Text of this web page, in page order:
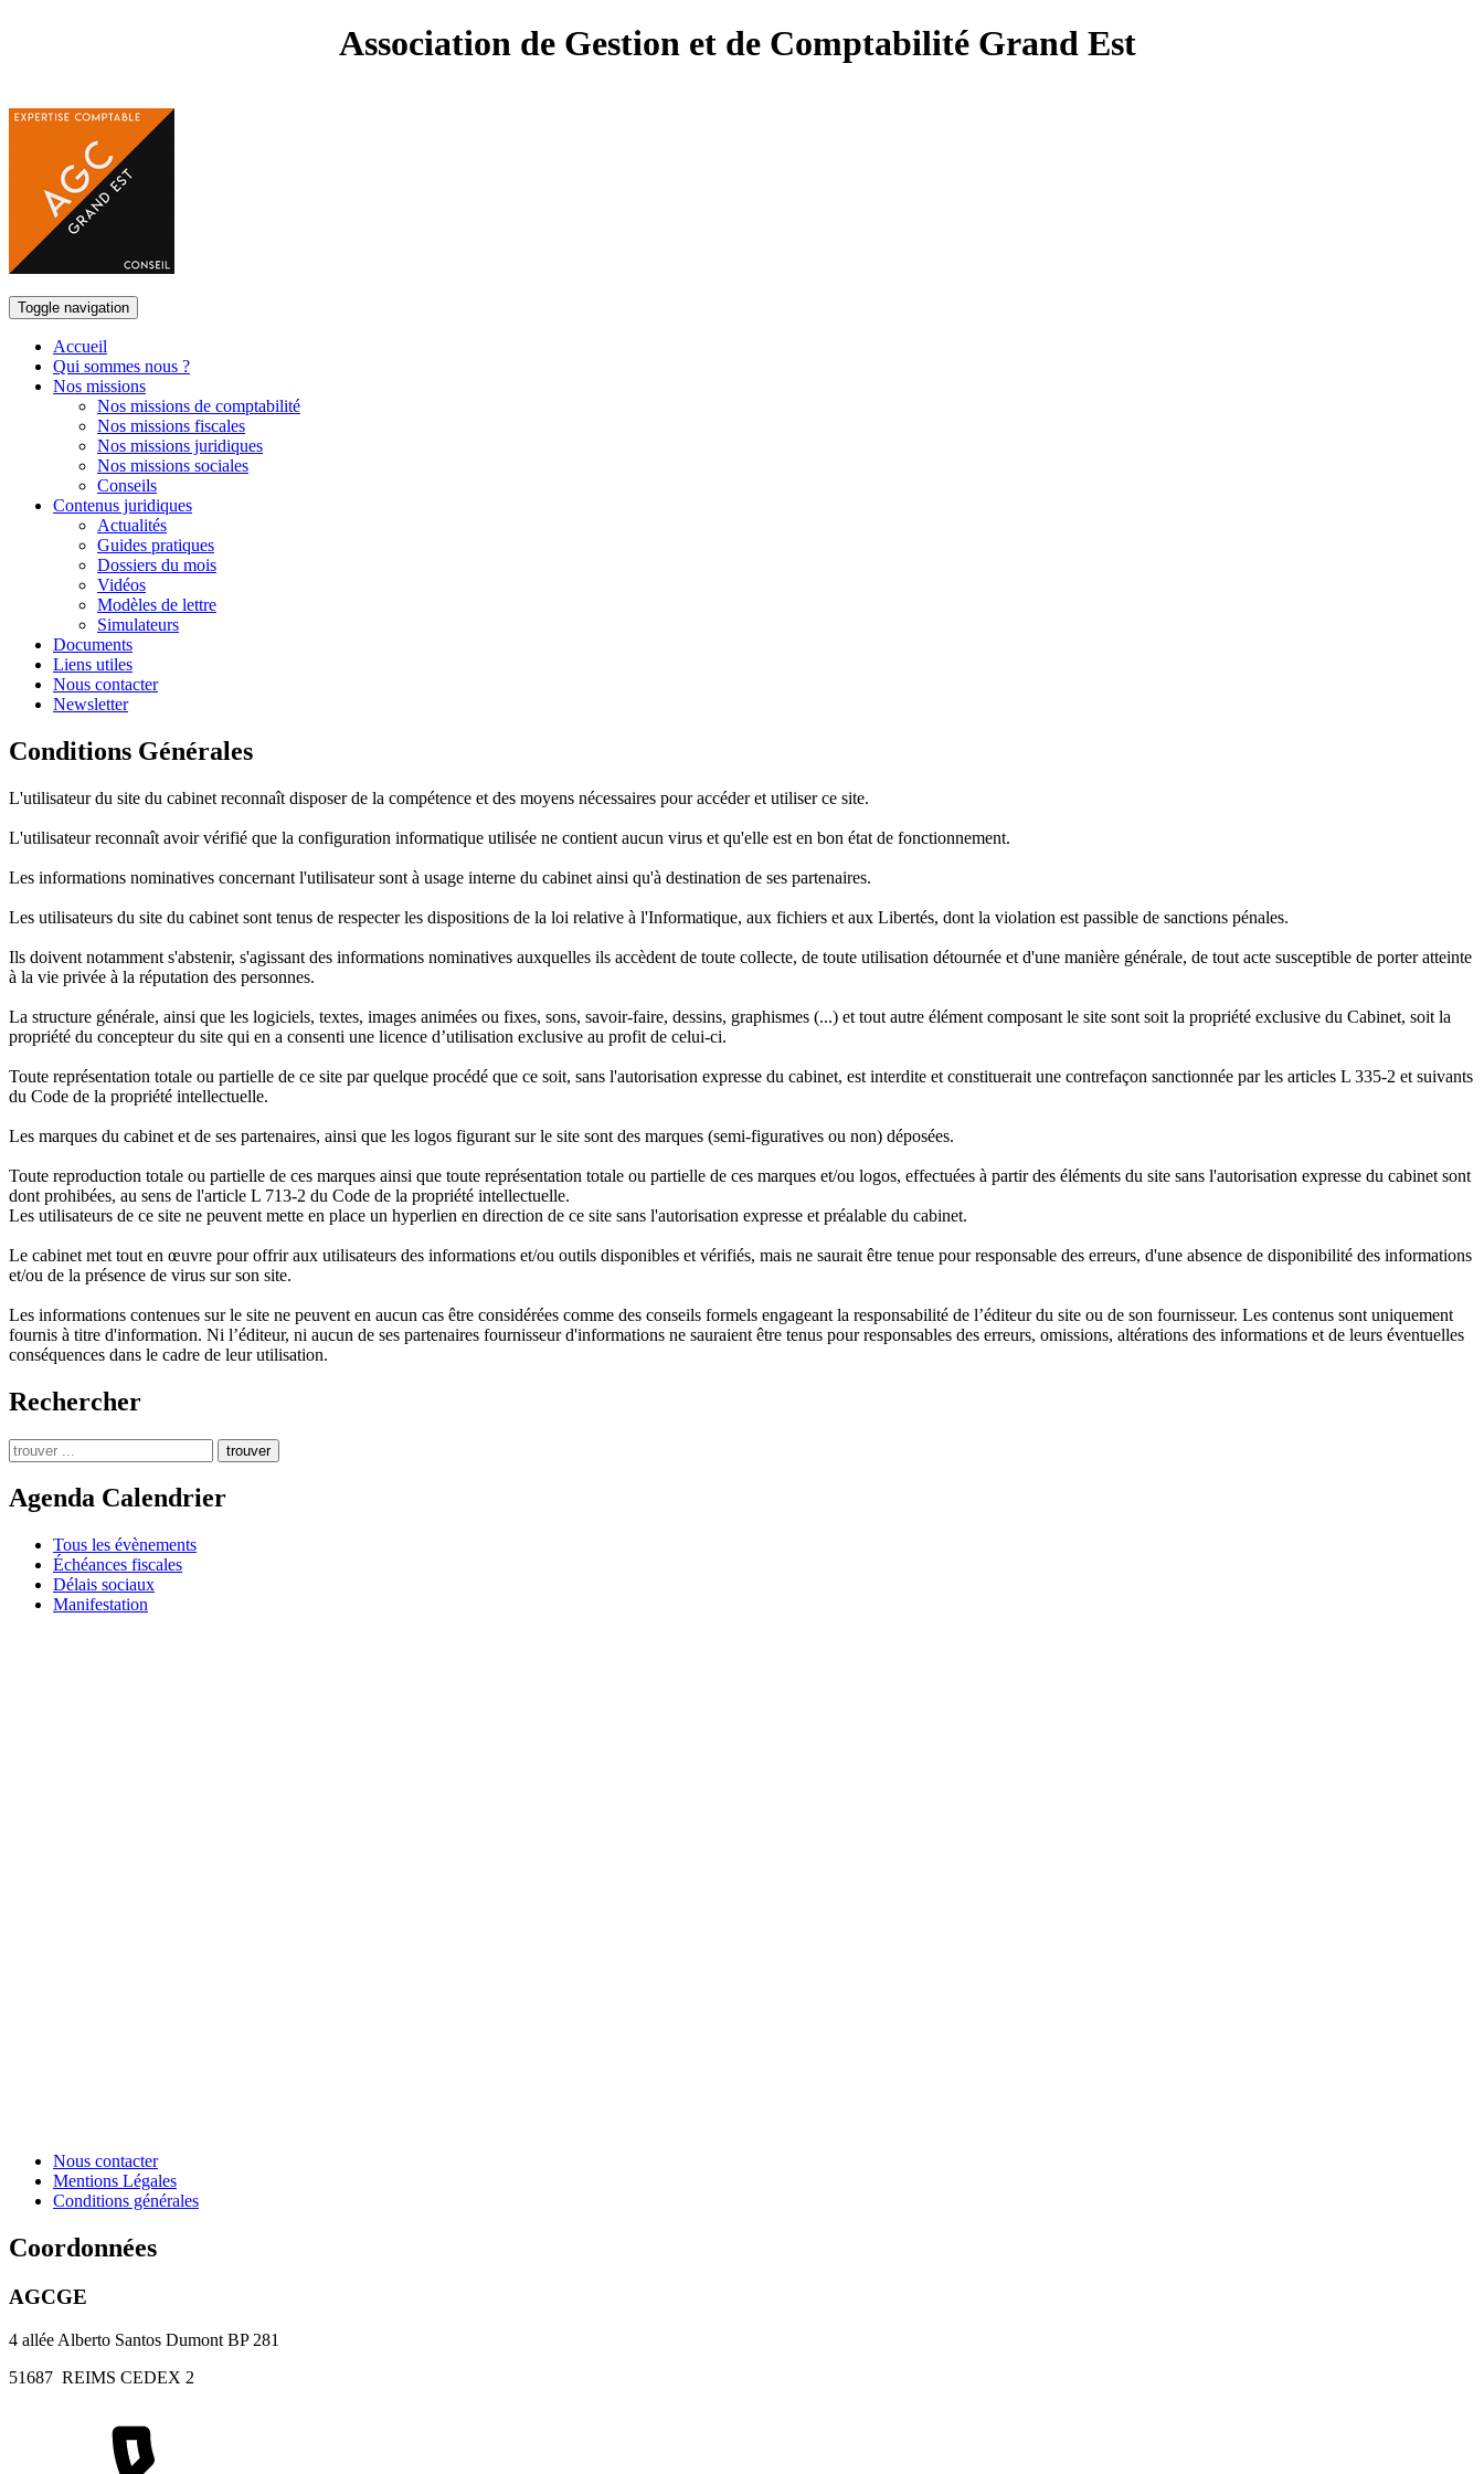
Association de Gestion et de Comptabilité Grand Est
Toggle navigation
Accueil
Qui sommes nous ?
Nos missions
Nos missions de comptabilité
Nos missions fiscales
Nos missions juridiques
Nos missions sociales
Conseils
Contenus juridiques
Actualités
Guides pratiques
Dossiers du mois
Vidéos
Modèles de lettre
Simulateurs
Documents
Liens utiles
Nous contacter
Newsletter
Conditions Générales
L'utilisateur du site du cabinet reconnaît disposer de la compétence et des moyens nécessaires pour accéder et utiliser ce site.
L'utilisateur reconnaît avoir vérifié que la configuration informatique utilisée ne contient aucun virus et qu'elle est en bon état de fonctionnement.
Les informations nominatives concernant l'utilisateur sont à usage interne du cabinet ainsi qu'à destination de ses partenaires.
Les utilisateurs du site du cabinet sont tenus de respecter les dispositions de la loi relative à l'Informatique, aux fichiers et aux Libertés, dont la violation est passible de sanctions pénales.
Ils doivent notamment s'abstenir, s'agissant des informations nominatives auxquelles ils accèdent de toute collecte, de toute utilisation détournée et d'une manière générale, de tout acte susceptible de porter atteinte
à la vie privée à la réputation des personnes.
La structure générale, ainsi que les logiciels, textes, images animées ou fixes, sons, savoir-faire, dessins, graphismes (...) et tout autre élément composant le site sont soit la propriété exclusive du Cabinet, soit la
propriété du concepteur du site qui en a consenti une licence d’utilisation exclusive au profit de celui-ci.
Toute représentation totale ou partielle de ce site par quelque procédé que ce soit, sans l'autorisation expresse du cabinet, est interdite et constituerait une contrefaçon sanctionnée par les articles L 335-2 et suivants
du Code de la propriété intellectuelle.
Les marques du cabinet et de ses partenaires, ainsi que les logos figurant sur le site sont des marques (semi-figuratives ou non) déposées.
Toute reproduction totale ou partielle de ces marques ainsi que toute représentation totale ou partielle de ces marques et/ou logos, effectuées à partir des éléments du site sans l'autorisation expresse du cabinet sont
dont prohibées, au sens de l'article L 713-2 du Code de la propriété intellectuelle.
Les utilisateurs de ce site ne peuvent mette en place un hyperlien en direction de ce site sans l'autorisation expresse et préalable du cabinet.
Le cabinet met tout en œuvre pour offrir aux utilisateurs des informations et/ou outils disponibles et vérifiés, mais ne saurait être tenue pour responsable des erreurs, d'une absence de disponibilité des informations
et/ou de la présence de virus sur son site.
Les informations contenues sur le site ne peuvent en aucun cas être considérées comme des conseils formels engageant la responsabilité de l’éditeur du site ou de son fournisseur. Les contenus sont uniquement
fournis à titre d'information. Ni l’éditeur, ni aucun de ses partenaires fournisseur d'informations ne sauraient être tenus pour responsables des erreurs, omissions, altérations des informations et de leurs éventuelles
conséquences dans le cadre de leur utilisation.
Rechercher
trouver
Agenda Calendrier
Tous les évènements
Échéances fiscales
Délais sociaux
Manifestation
Nous contacter
Mentions Légales
Conditions générales
Coordonnées
AGCGE
4 allée Alberto Santos Dumont BP 281
51687 REIMS CEDEX 2